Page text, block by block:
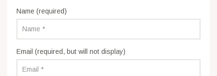
Name (required)
Email (required, but will not display)